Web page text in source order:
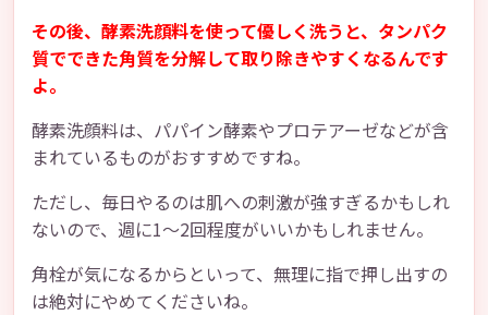
その後、酵素洗顔料を使って優しく洗うと、タンパク
質でできた角質を分解して取り除きやすくなるんです
よ。
酵素洗顔料は、パパイン酵素やプロテアーゼなどが含
まれているものがおすすめですね。
ただし、毎日やるのは肌への刺激が強すぎるかもしれ
ないので、週に1〜2回程度がいいかもしれません。
角栓が気になるからといって、無理に指で押し出すの
は絶対にやめてくださいね。